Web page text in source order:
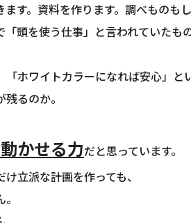
す。資料を作ります。調べものもし
「頭を使う仕事」と言われていたも
「ホワイトカラーになれば安心」と
るのか。
かせる力だと思っています。
立派な計画を作っても、